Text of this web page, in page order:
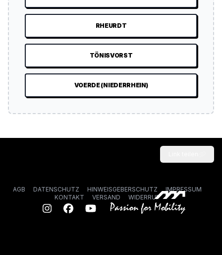
RHEURDT
TÖNISVORST
VOERDE (NIEDERRHEIN)
AGB DATENSCHUTZ HINWEISGEBERSCHUTZ
IMPRESSUM
KONTAKT
VERSAND WIDERRUF